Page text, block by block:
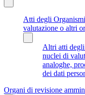
Atti degli
valutazione o altri
Altri atti
nuclei di
analoghe,
dei dati
Organi di revisione